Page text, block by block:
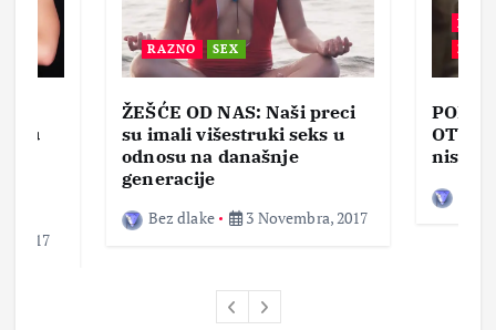
u
2017
RAZNO SEX
ŽEŠĆE OD NAS: Naši preci
su imali višestruki seks u
odnosu na današnje
generacije
Bez dlake 3 Novembra, 2017
BEZ
nisam